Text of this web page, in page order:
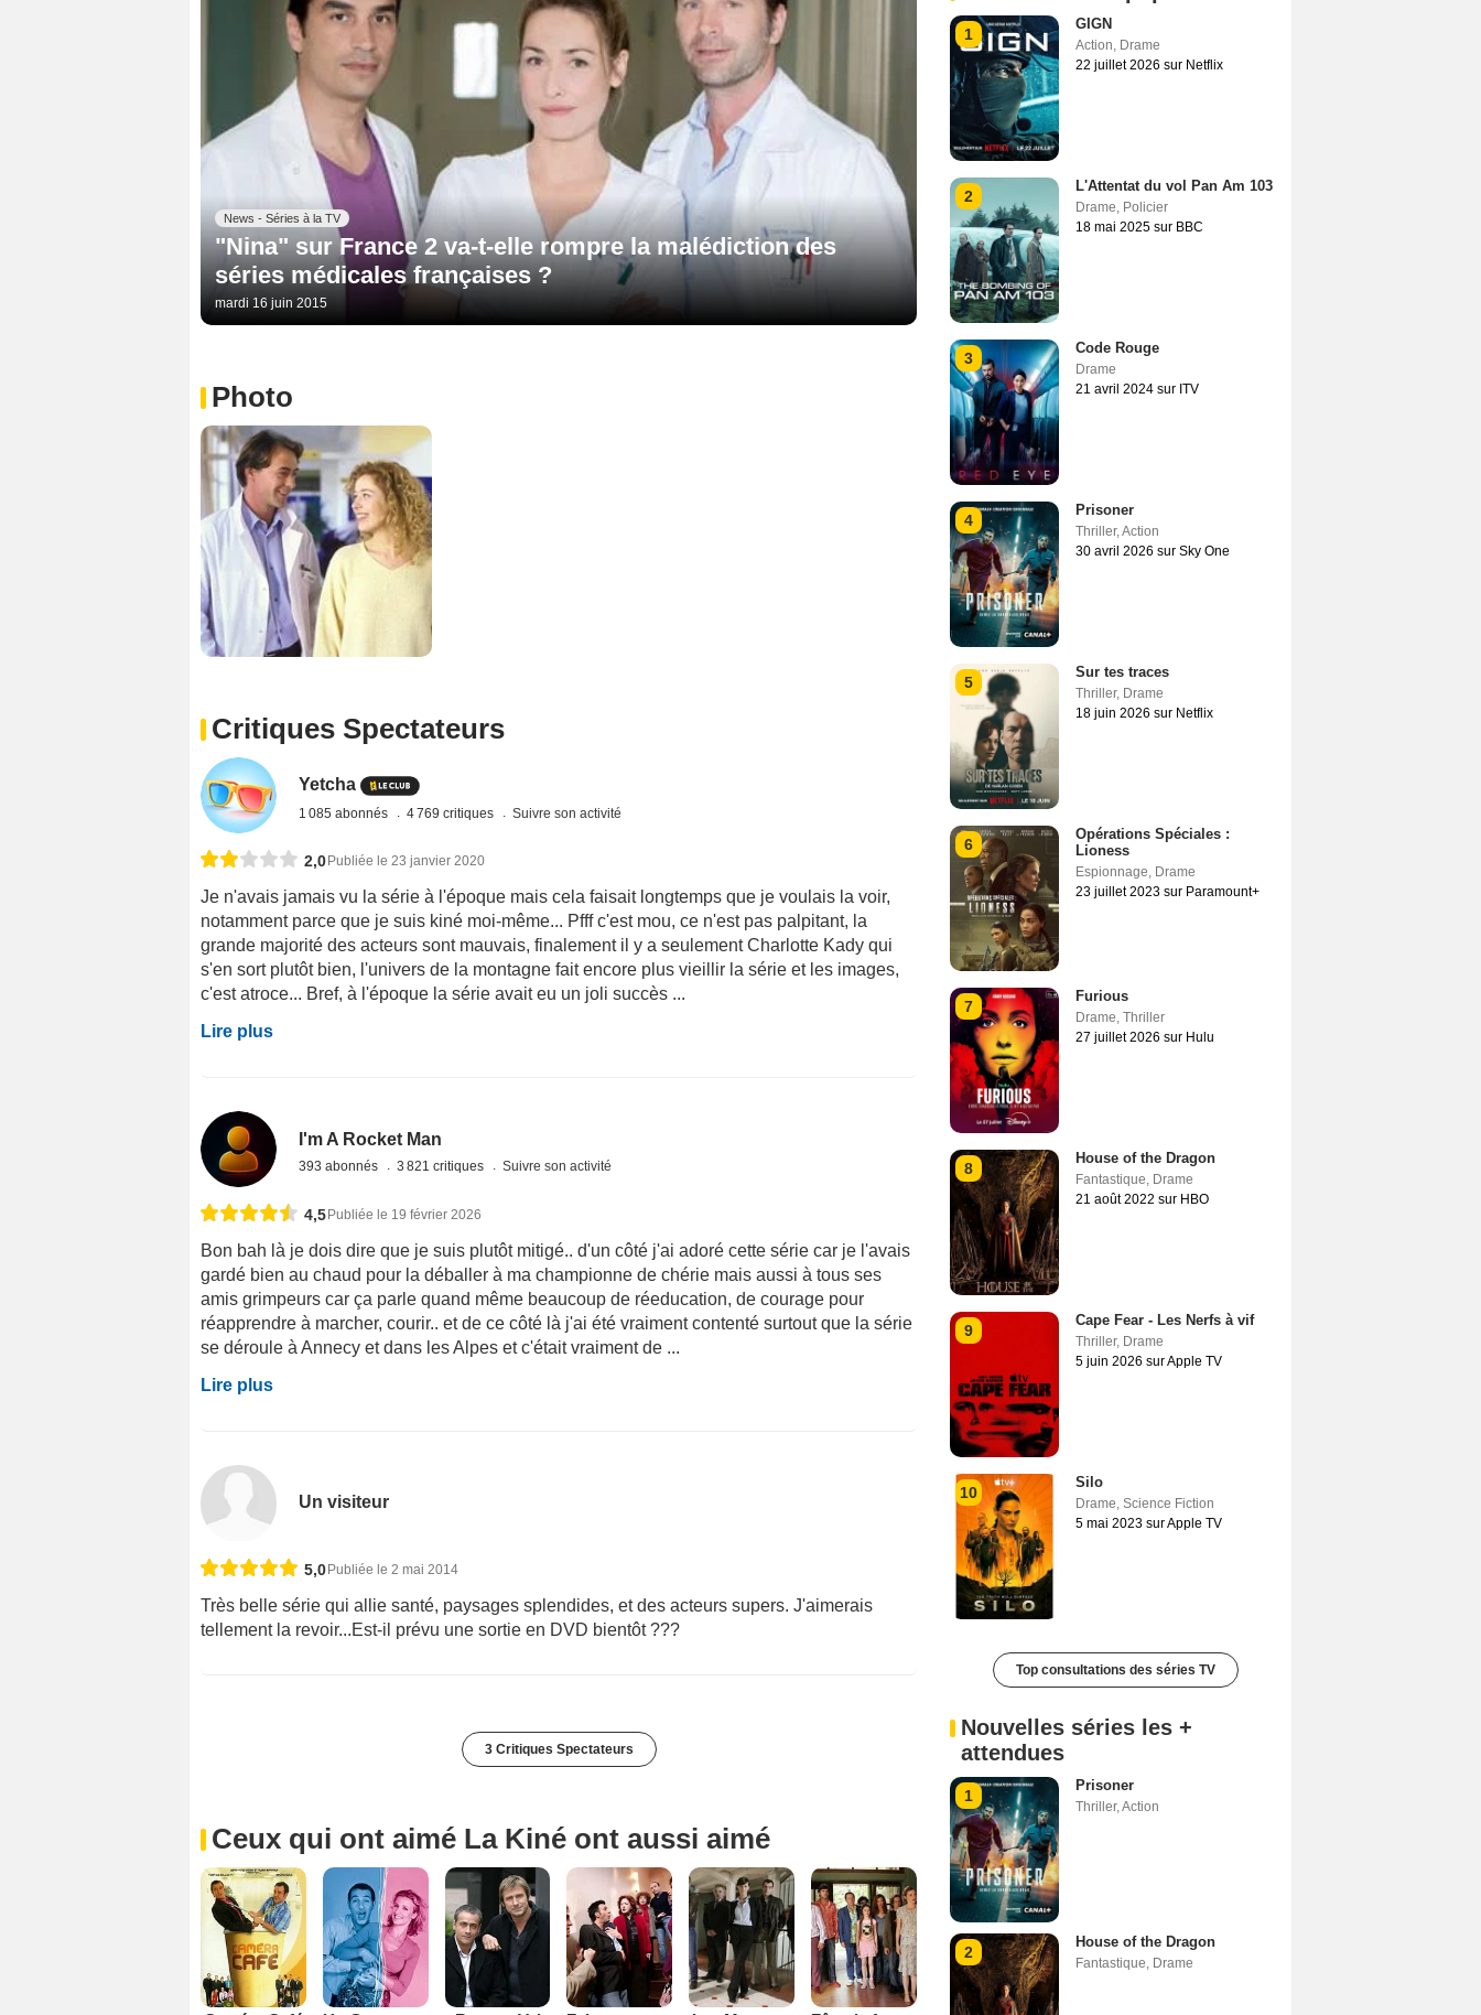
News - Séries à la TV
"Nina" sur France 2 va-t-elle rompre la malédiction des
séries médicales françaises ?
mardi 16 juin 2015
Photo
Critiques Spectateurs
Yetcha
1 085 abonnés 4 769 critiques Suivre son activité
2,0 Publiée le 23 janvier 2020
Je n'avais jamais vu la série à l'époque mais cela faisait longtemps que je voulais la voir,
notamment parce que je suis kiné moi-même... Pfff c'est mou, ce n'est pas palpitant, la
grande majorité des acteurs sont mauvais, finalement il y a seulement Charlotte Kady qui
s'en sort plutôt bien, l'univers de la montagne fait encore plus vieillir la série et les images,
c'est atroce... Bref, à l'époque la série avait eu un joli succès ...
Lire plus
I'm A Rocket Man
393 abonnés 3 821 critiques Suivre son activité
4,5 Publiée le 19 février 2026
Bon bah là je dois dire que je suis plutôt mitigé.. d'un côté j'ai adoré cette série car je l'avais
gardé bien au chaud pour la déballer à ma championne de chérie mais aussi à tous ses
amis grimpeurs car ça parle quand même beaucoup de réeducation, de courage pour
réapprendre à marcher, courir.. et de ce côté là j'ai été vraiment contenté surtout que la série
se déroule à Annecy et dans les Alpes et c'était vraiment de ...
Lire plus
Un visiteur
5,0Publiée le 2 mai 2014
Très belle série qui allie santé, paysages splendides, et des acteurs supers. J'aimerais
tellement la revoir...Est-il prévu une sortie en DVD bientôt ???
3 Critiques Spectateurs
Ceux qui ont aimé La Kiné ont aussi aimé
1
GIGN
Action, Drame
22 juillet 2026 sur Netflix
2
L'Attentat du vol Pan Am 103
Drame, Policier
18 mai 2025 sur BBC
3
Code Rouge
Drame
21 avril 2024 sur ITV
4
Prisoner
Thriller,Action
30 avril 2026 sur Sky One
5
Sur tes traces
Thriller, Drame
18 juin 2026 sur Netflix
6
Opérations Spéciales :
Lioness
Espionnage, Drame
23 juillet 2023 sur Paramount+
7
Furious
Drame, Thriller
27 juillet 2026 sur Hulu
8
House of the Dragon
Fantastique, Drame
21 août 2022 sur HBO
9
Cape Fear - Les Nerfs à vif
Thriller, Drame
5 juin 2026 sur Apple TV
10
Silo
Drame, Science Fiction
5 mai 2023 sur Apple TV
Top consultations des séries TV
Nouvelles séries les +
attendues
1
Prisoner
Thriller,Action
2
House of the Dragon
Fantastique, Drame